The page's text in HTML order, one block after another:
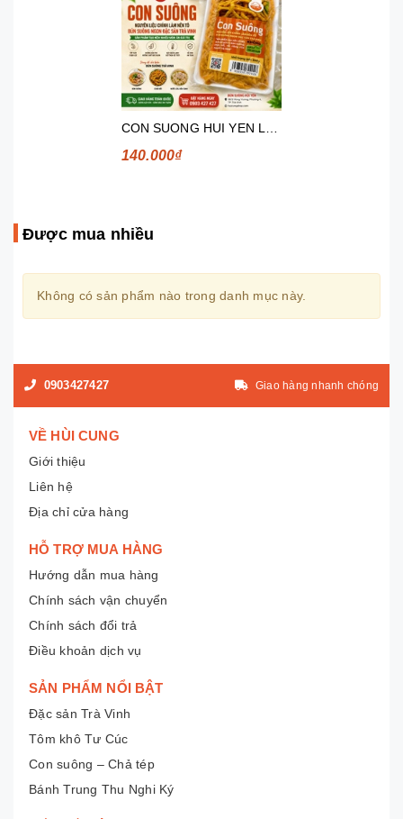
140.000₫
Được mua nhiều
Không có sản phẩm nào trong danh mục này.
0903427427 Giao hàng nhanh chóng
VỀ HÙI CUNG
Giới thiệu
Liên hệ
Địa chỉ cửa hàng
HỖ TRỢ MUA HÀNG
Hướng dẫn mua hàng
Chính sách vận chuyển
Chính sách đổi trả
Điều khoản dịch vụ
SẢN PHẨM NỔI BẬT
Đặc sản Trà Vinh
Tôm khô Tư Cúc
Con suông – Chả tép
Bánh Trung Thu Nghi Ký